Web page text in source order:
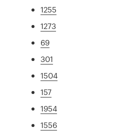
1255
1273
69
301
1504
157
1954
1556